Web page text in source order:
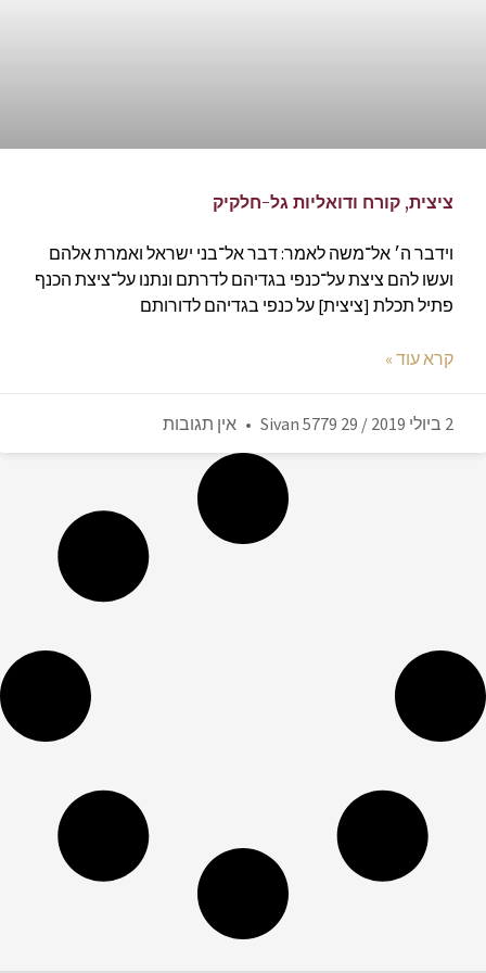
ציצית, קורח ודואליות גל-חלקיק
וידבר ה׳ אל־משה לאמר: דבר אל־בני ישראל ואמרת אלהם
ועשו להם ציצת על־כנפי בגדיהם לדרתם ונתנו על־ציצת הכנף
פתיל תכלת [ציצית] על כנפי בגדיהם לדורותם
קרא עוד »
2 ביולי 2019 / 29 Sivan 5779 אין תגובות